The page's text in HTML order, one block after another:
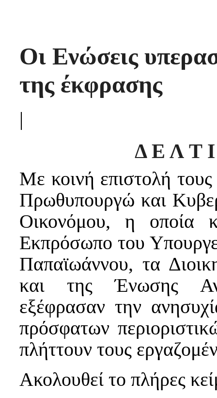
Οι Ενώσεις
της έκφρασης
|
Δ Ε Λ Τ
Με κοινή επιστολή
Πρωθυπουργώ και
Οικονόμου, η οποία
Εκπρόσωπο του
Παπαϊωάννου, τα
και της Ένωσης
εξέφρασαν την
πρόσφατων
πλήττουν τους
Ακολουθεί το πλήρες